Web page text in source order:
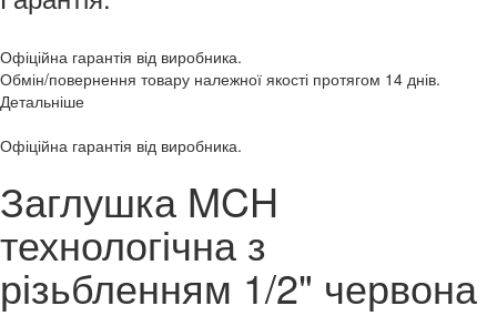
Офіційна гарантія від виробника.
Обмін/повернення товару належної якості протягом 14 днів.
Детальніше
Офіційна гарантія від виробника.
Заглушка MCH
технологічна з
різьбленням 1/2" червона